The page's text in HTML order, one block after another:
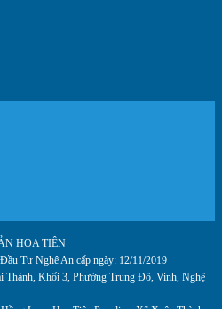
HOA TIÊN
Tư Nghệ An cấp ngày: 12/11/2019
Khối 3, Phường Trung Đô, Vinh, Nghệ